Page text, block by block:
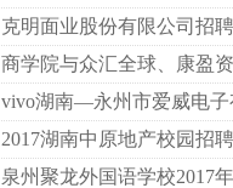
克明面业股份有限公司招
商学院与众汇全球、康盈
vivo湖南—永州市爱威电子
2017湖南中原地产校园招
泉州聚龙外国语学校2017